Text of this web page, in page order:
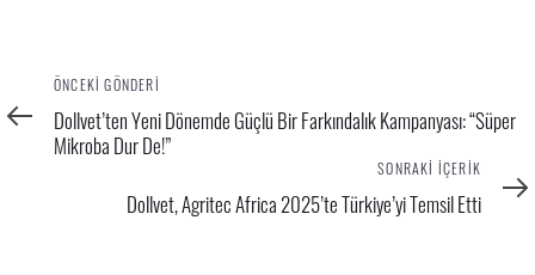
Önceki
Gönderi
ÖNCEKI GÖNDERI
Dollvet’ten Yeni Dönemde Güçlü Bir Farkındalık Kampanyası: “Süper
Mikroba Dur De!”
İçerik
SONRAKI İÇERIK
Dollvet, Agritec Africa 2025’te Türkiye’yi Temsil Etti